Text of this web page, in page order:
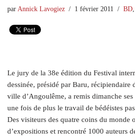
par Annick Lavogiez 1 février 2011 BD
Le jury de la 38e édition du Festival
dessinée, présidé par Baru, récipiendaire
ville d’Angoulême, a remis dimanche
une fois de plus le travail de bédéistes
Des visiteurs des quatre coins du monde
d’expositions et rencontré 1000 auteurs